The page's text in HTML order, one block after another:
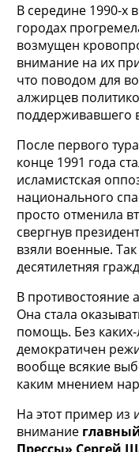
В середине 1990-х
городах
возмущен
внимание на их
что поводом для
алжирцев
поддерживавшего
После первого
конце 1991 года
исламистская
национального
просто отменила
свергнув
взяли военные.
десятилетняя
В противостояние
Она стала
помощь. Без каких-
демократичен
вообще всякие
каким мнением
На этот пример из
внимание